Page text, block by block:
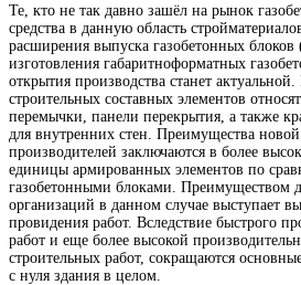
Те, кто не так давно зашёл на рынок
средства в данную область
расширения выпуска газобетонных
изготовления габаритноформатных
открытия производства станет
строительных составных элементов
перемычки, панели перекрытия, а также
для внутренних стен. Преимущества новой
производителей заключаются в более
единицы армированных элементов по
газобетонными блоками. Преимуществом
организаций в данном случае выступает
провидения работ. Вследствие быстрого
работ и еще более высокой
строительных работ, сокращаются
с нуля здания в целом.